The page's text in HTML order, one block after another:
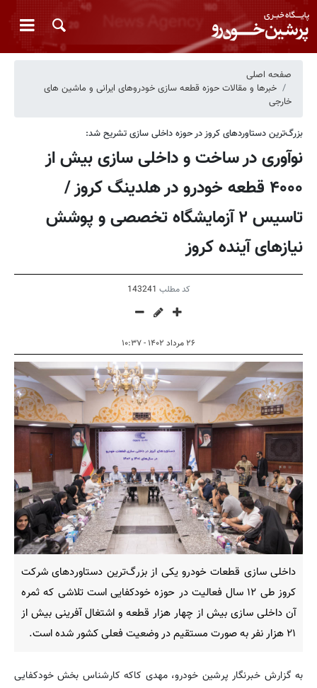
صفحه اصلی
خبرها و مقالات حوزه قطعه سازی خودروهای ایرانی و ماشین های
خارجی
بزرگ‌ترین دستاوردهای کروز در حوزه داخلی سازی تشریح شد:
نوآوری در ساخت و داخلی سازی بیش از
۴۰۰۰ قطعه خودرو در هلدینگ کروز /
تاسیس ۲ آزمایشگاه تخصصی و پوشش
نیازهای آینده کروز
کد مطلب 143241
۲۶ مرداد ۱۴۰۲ - ۱۰:۳۷
داخلی سازی قطعات خودرو یکی از بزرگ‌ترین دستاوردهای شرکت
کروز طی ۱۲ سال فعالیت در حوزه خودکفایی است تلاشی که ثمره
آن داخلی سازی بیش از چهار هزار قطعه و اشتغال آفرینی بیش از
۲۱ هزار نفر به صورت مستقیم در وضعیت فعلی کشور شده است.
به گزارش خبرنگار پرشین خودرو، مهدی کاکه کارشناس بخش خودکفایی